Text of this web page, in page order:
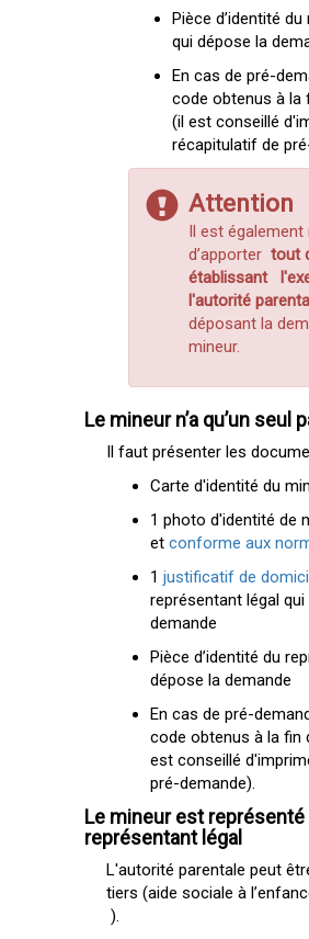
Pièce d’identité
qui dépose la
En cas de pré-
code obtenus à la
(il est conseillé
récapitulatif de
Attention
Il est
d’apportertout
établissant
l'autorité
déposant la
mineur.
Le mineur n’a qu’un seul
Il faut présenter les
Carte d'identité du
1 photo d'identité de
etconforme aux
1justificatif de
représentant légal
demande
Pièce d’identité du
dépose la demande
En cas de pré-
code obtenus à la fin
est conseillé
pré-demande).
Le mineur est représenté
représentant légal
L'autorité parentale peut
tiers (aide sociale à
).